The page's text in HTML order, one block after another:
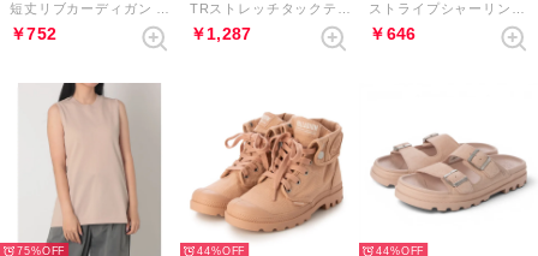
短丈リブカーディガン （PINK）
￥752
TRストレッチタックテーパードパンツ （ピンク）
￥1,287
ストライプシャーリングクロストップス5S （PINK）
￥646
75% 44% 44%